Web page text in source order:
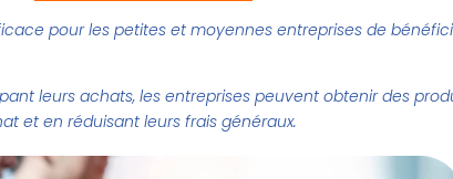
pour les petites et moyennes entreprises de
leurs achats, les entreprises peuvent obtenir des
et en réduisant leurs frais généraux.